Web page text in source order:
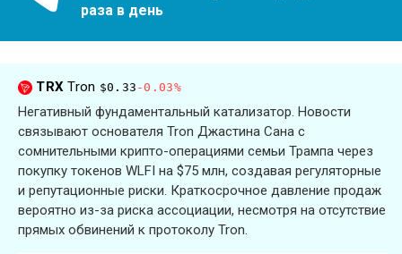
раза в день
TRXTron $0.33 -0.03%
Негативный фундаментальный катализатор. Новости
связывают основателя Tron Джастина Сана с
сомнительными крипто-операциями семьи Трампа через
покупку токенов WLFI на $75 млн, создавая регуляторные
и репутационные риски. Краткосрочное давление продаж
вероятно из-за риска ассоциации, несмотря на отсутствие
прямых обвинений к протоколу Tron.